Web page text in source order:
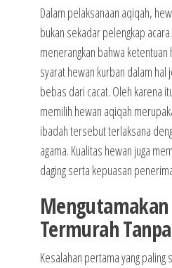
Dalam pelaksanaan aqiqah,
bukan sekadar pelengkap
menerangkan bahwa
syarat hewan kurban dalam hal
bebas dari cacat. Oleh karena
memilih hewan aqiqah
ibadah tersebut terlaksana
agama. Kualitas hewan juga
daging serta kepuasan
Termurah
Kesalahan pertama yang paling